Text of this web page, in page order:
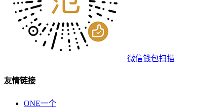
微信钱包扫描
友情链接
ONE一个